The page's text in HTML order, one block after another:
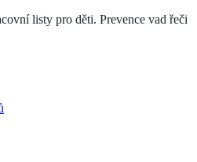
listy pro děti. Prevence vad řeči